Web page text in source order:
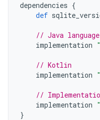
dependencies {
def
// Java
implementation
// Kotlin
implementation
//
implementation
}